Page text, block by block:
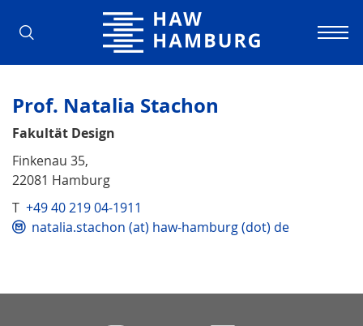
Hochschule für Angewandte
Prof. Natalia Stachon
Fakultät Design
Finkenau 35,
22081 Hamburg
T +49 40 219 04-1911
natalia.stachon (at) haw-hamburg (dot) de